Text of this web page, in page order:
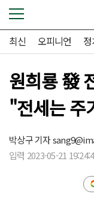
최신 오피니언
원희룡 發
"전세는 주
박상구 기자
입력 2023-05-21